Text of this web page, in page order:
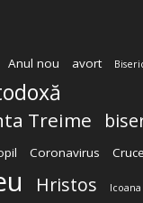
Anul nou avort
Treime
Coronavirus Cruce
Hristos Icoana